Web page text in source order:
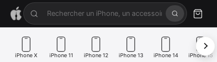
iPhone X iPhone 11 iPhone 12 iPhone 13 iPhone 14 iPhone 15